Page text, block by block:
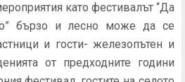
като фестивалът “Да
бързо и лесно може да се
и гости- железопътен и
от предходните години